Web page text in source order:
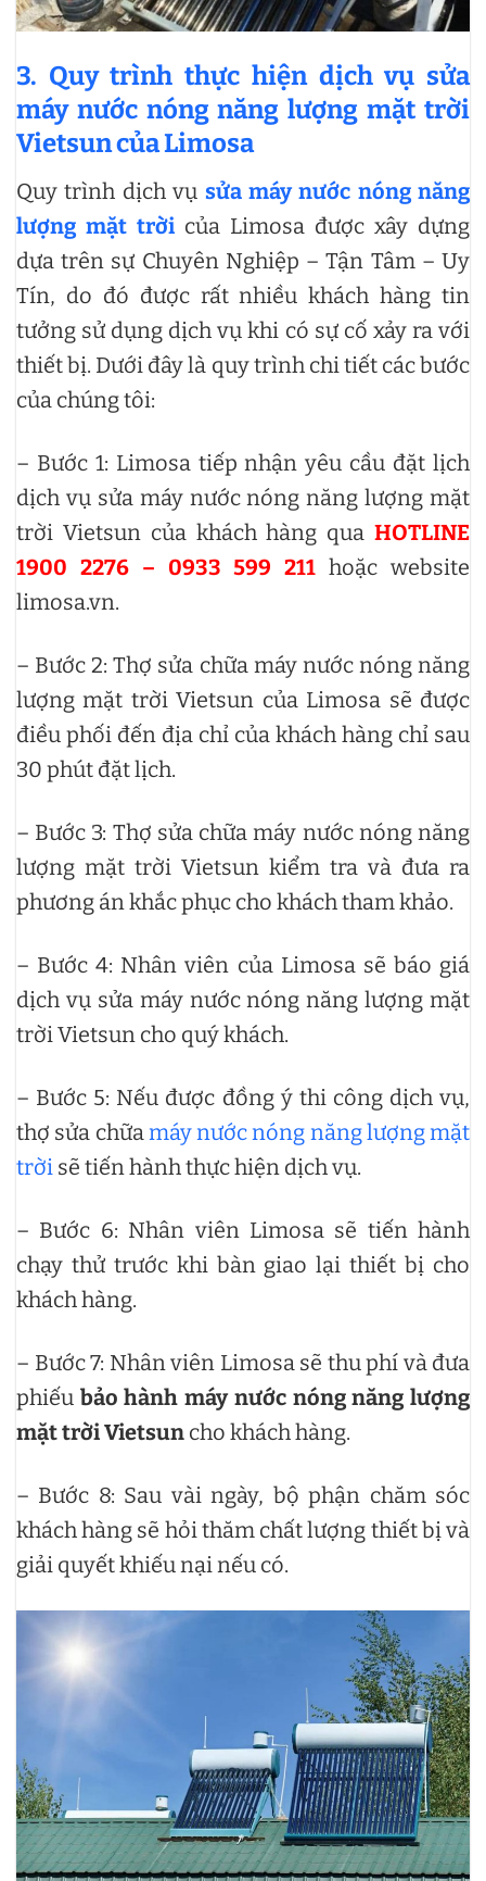
3. Quy trình thực hiện dịch vụ sửa
máy nước nóng năng lượng mặt trời
Vietsun của Limosa
Quy trình dịch vụ sửa máy nước nóng năng
lượng mặt trời của Limosa được xây dựng
dựa trên sự Chuyên Nghiệp – Tận Tâm – Uy
Tín, do đó được rất nhiều khách hàng tin
tưởng sử dụng dịch vụ khi có sự cố xảy ra với
thiết bị. Dưới đây là quy trình chi tiết các bước
của chúng tôi:
– Bước 1: Limosa tiếp nhận yêu cầu đặt lịch
dịch vụ sửa máy nước nóng năng lượng mặt
trời Vietsun của khách hàng qua HOTLINE
1900 2276 – 0933 599 211 hoặc website
limosa.vn.
– Bước 2: Thợ sửa chữa máy nước nóng năng
lượng mặt trời Vietsun của Limosa sẽ được
điều phối đến địa chỉ của khách hàng chỉ sau
30 phút đặt lịch.
– Bước 3: Thợ sửa chữa máy nước nóng năng
lượng mặt trời Vietsun kiểm tra và đưa ra
phương án khắc phục cho khách tham khảo.
– Bước 4: Nhân viên của Limosa sẽ báo giá
dịch vụ sửa máy nước nóng năng lượng mặt
trời Vietsun cho quý khách.
– Bước 5: Nếu được đồng ý thi công dịch vụ,
thợ sửa chữa máy nước nóng năng lượng mặt
trời sẽ tiến hành thực hiện dịch vụ.
– Bước 6: Nhân viên Limosa sẽ tiến hành
chạy thử trước khi bàn giao lại thiết bị cho
khách hàng.
– Bước 7: Nhân viên Limosa sẽ thu phí và đưa
phiếu bảo hành máy nước nóng năng lượng
mặt trời Vietsun cho khách hàng.
– Bước 8: Sau vài ngày, bộ phận chăm sóc
khách hàng sẽ hỏi thăm chất lượng thiết bị và
giải quyết khiếu nại nếu có.